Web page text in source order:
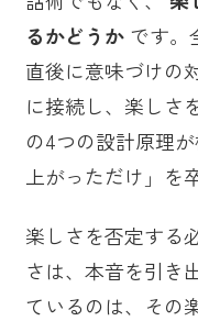
るかどうか です。
直後に意味づけの
に接続し、楽しさ
の4つの設計原理
上がっただけ」を
楽しさを否定する
さは、本音を引き
ているのは、その